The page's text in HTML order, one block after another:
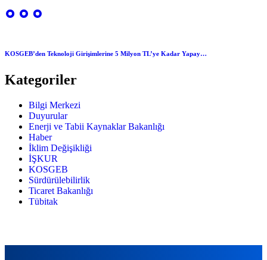
KOSGEB’den Teknoloji Girişimlerine 5 Milyon TL’ye Kadar Yapay…
Kategoriler
Bilgi Merkezi
Duyurular
Enerji ve Tabii Kaynaklar Bakanlığı
Haber
İklim Değişikliği
İŞKUR
KOSGEB
Sürdürülebilirlik
Ticaret Bakanlığı
Tübitak